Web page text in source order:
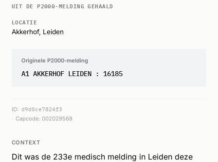
UIT DE P2000-MELDING GEHAALD
LOCATIE
Akkerhof, Leiden
Originele P2000-melding
A1 AKKERHOF LEIDEN : 16185
ID: d9d0ce7824f3
Capcode: 002029568
CONTEXT
Dit was de 233e medisch melding in Leiden deze